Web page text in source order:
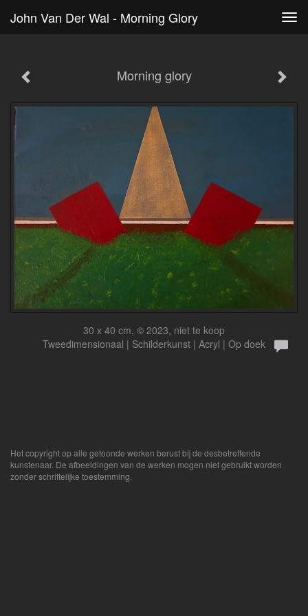
John Van Der Wal - Morning Glory
Morning glory
30 x 40 cm, © 2023, niet te koop
Tweedimensionaal | Schilderkunst | Acryl | Op doek
Het copyright op alle getoonde werken berust bij de desbetreffende
kunstenaar. De afbeeldingen van de werken mogen niet gebruikt worden
zonder schriftelijke toestemming.